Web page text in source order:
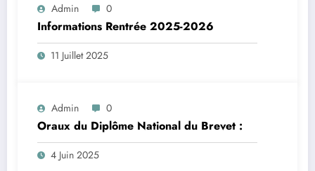
Admin 0
Informations Rentrée 2025-2026
11 Juillet 2025
Admin 0
Oraux du Diplôme National du Brevet :
4 Juin 2025